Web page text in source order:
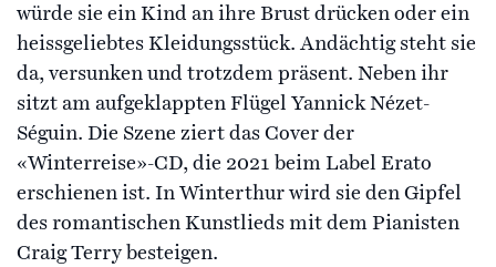
würde sie ein Kind an ihre Brust drücken oder ein
heissgeliebtes Kleidungsstück. Andächtig steht sie
da, versunken und trotzdem präsent. Neben ihr
sitzt am aufgeklappten Flügel Yannick Nézet-
Séguin. Die Szene ziert das Cover der
«Winterreise»-CD, die 2021 beim Label Erato
erschienen ist. In Winterthur wird sie den Gipfel
des romantischen Kunstlieds mit dem Pianisten
Craig Terry besteigen.